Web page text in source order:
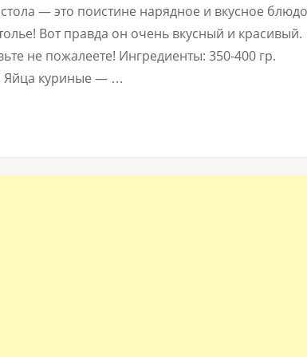
— это поистине нарядное и вкусное
Вот правда он очень вкусный и красивый.
не пожалеете! Ингредиенты: 350-400 гр.
Яйца куриные — …